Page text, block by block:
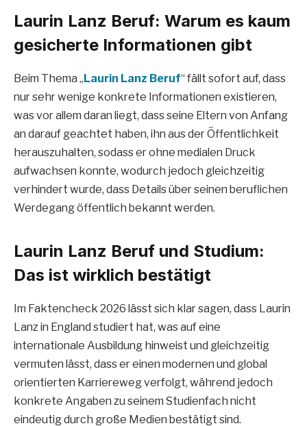
Laurin Lanz Beruf: Warum es kaum
gesicherte Informationen gibt
Beim Thema „Laurin Lanz Beruf“ fällt sofort auf, dass
nur sehr wenige konkrete Informationen existieren,
was vor allem daran liegt, dass seine Eltern von Anfang
an darauf geachtet haben, ihn aus der Öffentlichkeit
herauszuhalten, sodass er ohne medialen Druck
aufwachsen konnte, wodurch jedoch gleichzeitig
verhindert wurde, dass Details über seinen beruflichen
Werdegang öffentlich bekannt werden.
Laurin Lanz Beruf und Studium:
Das ist wirklich bestätigt
Im Faktencheck 2026 lässt sich klar sagen, dass Laurin
Lanz in England studiert hat, was auf eine
internationale Ausbildung hinweist und gleichzeitig
vermuten lässt, dass er einen modernen und global
orientierten Karriereweg verfolgt, während jedoch
konkrete Angaben zu seinem Studienfach nicht
eindeutig durch große Medien bestätigt sind.